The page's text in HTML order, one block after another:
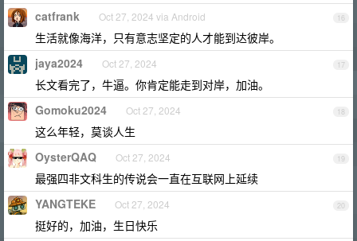
16
catfrank Oct 27, 2024 via Android
生活就像海洋，只有意志坚定的人才能到达彼岸。
17
jaya2024 Oct 27, 2024
长文看完了，牛逼。你肯定能走到对岸，加油。
18
Gomoku2024 Oct 27, 2024
这么年轻，莫谈人生
19
OysterQAQ Oct 27, 2024
最强四非文科生的传说会一直在互联网上延续
20
YANGTEKE Oct 27, 2024
挺好的，加油，生日快乐